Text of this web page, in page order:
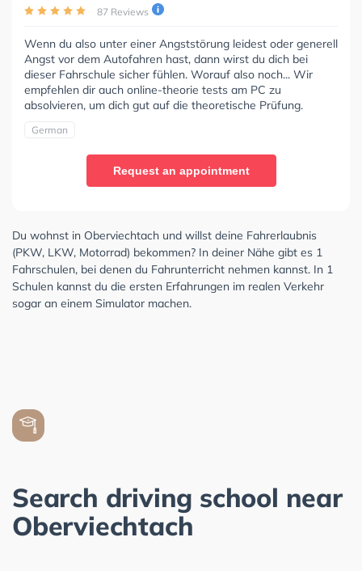
87 Reviews
Wenn du also unter einer Angststörung leidest oder generell
Angst vor dem Autofahren hast, dann wirst du dich bei
dieser Fahrschule sicher fühlen. Worauf also noch... Wir
empfehlen dir auch online-theorie tests am PC zu
absolvieren, um dich gut auf die theoretische Prüfung.
German
Request an appointment
Du wohnst in Oberviechtach und willst deine Fahrerlaubnis
(PKW, LKW, Motorrad) bekommen? In deiner Nähe gibt es 1
Fahrschulen, bei denen du Fahrunterricht nehmen kannst. In 1
Schulen kannst du die ersten Erfahrungen im realen Verkehr
sogar an einem Simulator machen.
Search driving school near
Oberviechtach